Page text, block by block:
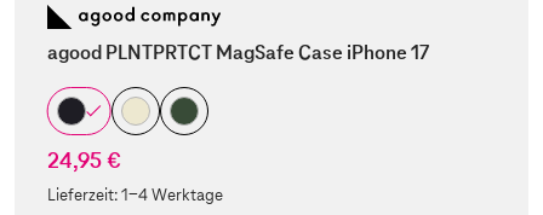
agood PLNTPRTCT MagSafe Case iPhone 17
24,95 €
Lieferzeit:1-4 Werktage